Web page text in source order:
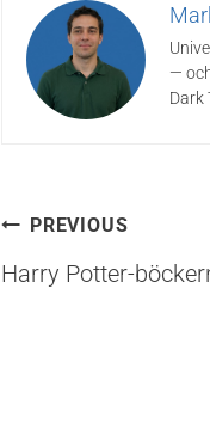
—
Dark
PREVIOUS
Harry Potter-